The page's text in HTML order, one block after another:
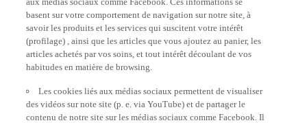
basent sur votre comportement de navigation sur notre site, à
savoir les produits et les services qui suscitent votre intérêt
(profilage) , ainsi que les articles que vous ajoutez au panier, les
articles achetés par vos soins, et tout intérêt découlant de vos
habitudes en matière de browsing.
Les cookies liés aux médias sociaux permettent de visualiser
des vidéos sur note site (p. e. via YouTube) et de partager le
contenu de notre site sur les médias sociaux comme Facebook. Il